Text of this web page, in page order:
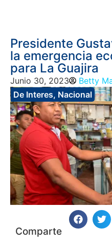
Presidente
la emergencia
para La Guajira
Junio 30, 2023
Betty
De Interes, Nacional
Comparte